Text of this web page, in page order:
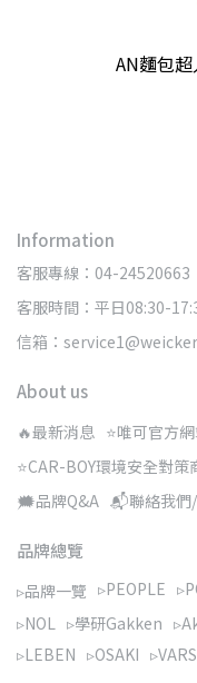
AN麵包
Information
客服專線：04-24520663
客服時間：平日08:30-
信箱：
About us
🔥最新消息 ⭐唯可官方
⭐CAR-BOY環境安全對策
🗯️品牌Q&A 📬聯絡我們
品牌總覽
▹品牌一覽 ▹PEOPLE
▹NOL ▹學研Gakken
▹LEBEN ▹OSAKI